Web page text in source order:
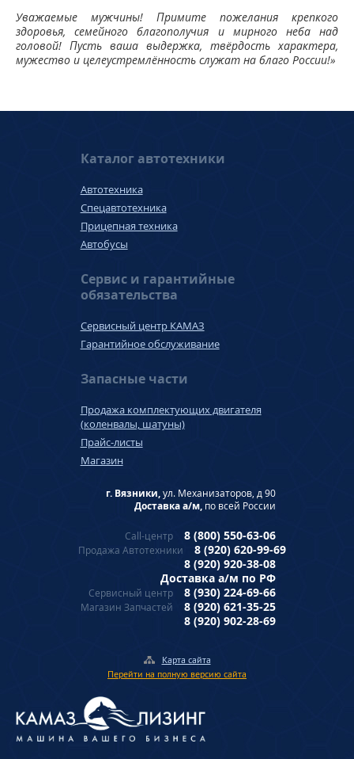
Уважаемые мужчины! Примите пожелания крепкого
здоровья, семейного благополучия и мирного неба над
головой! Пусть ваша выдержка, твёрдость характера,
мужество и целеустремлённость служат на благо России!»
Каталог автотехники
Автотехника
Спецавтотехника
Прицепная техника
Автобусы
Сервис и гарантийные
обязательства
Сервисный центр КАМАЗ
Гарантийное обслуживание
Запасные части
Продажа комплектующих двигателя
(коленвалы, шатуны)
Прайс-листы
Магазин
г. Вязники,ул. Механизаторов, д 90
Доставка а/м, по всей России
Call-центр 8 (800) 550-63-06
Продажа Автотехники
8 (920) 620-99-69
8 (920) 920-38-08
Доставка а/м по РФ
Сервисный центр 8 (930) 224-69-66
Магазин Запчастей
8 (920) 621-35-25
8 (920) 902-28-69
Карта сайта
Перейти на полную версию сайта